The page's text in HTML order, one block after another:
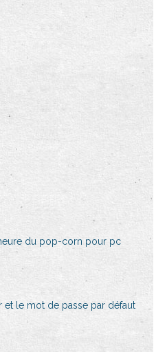
du pop-corn pour pc
et le mot de passe par défaut